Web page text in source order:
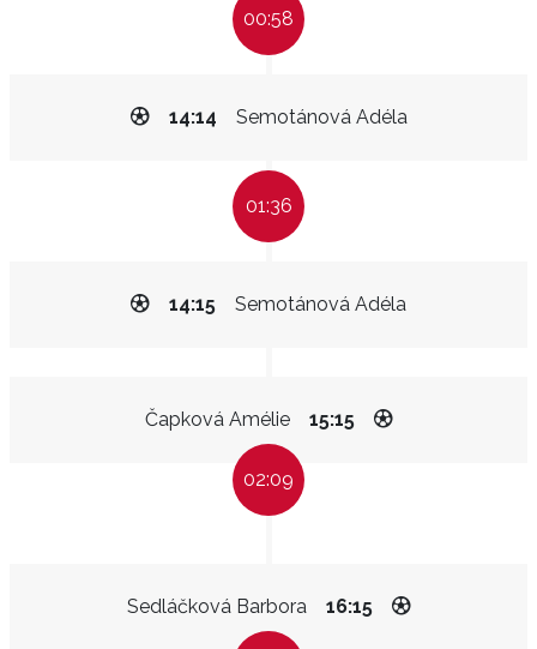
00:58
Semotánová Adéla
14:14
01:36
Semotánová Adéla
14:15
Čapková Amélie 15:15
02:09
Sedláčková Barbora 16:15